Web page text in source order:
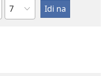
Poglavlje